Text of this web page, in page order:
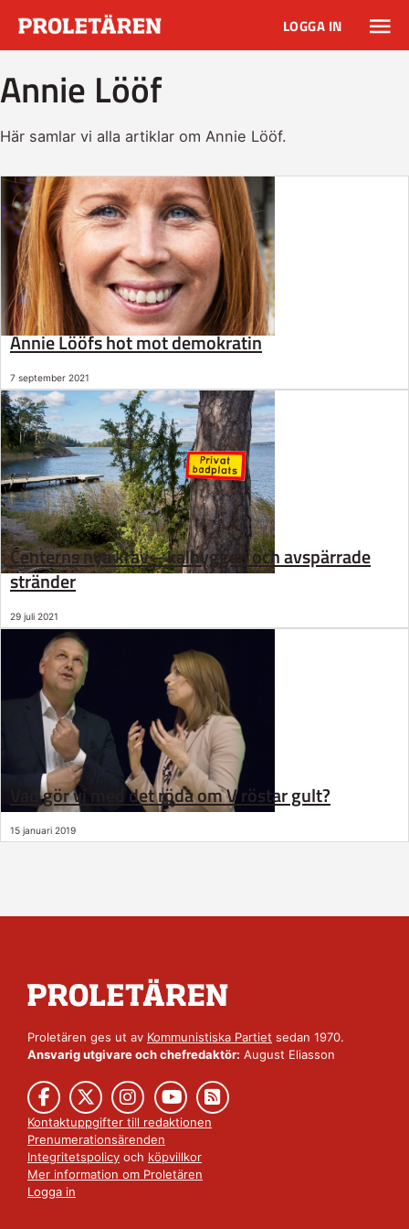
LOGGA IN
Annie Lööf
Här samlar vi alla artiklar om Annie Lööf.
Annie Lööfs hot mot demokratin
7 september 2021
Centerns nya krav – kalhyggen och avspärrade
stränder
29 juli 2021
Vad gör vi med det röda om V röstar gult?
15 januari 2019
Proletären ges ut av Kommunistiska Partiet sedan 1970.
Ansvarig utgivare och chefredaktör: August Eliasson
Kontaktuppgifter till redaktionen
Prenumerationsärenden
Integritetspolicy och köpvillkor
Mer information om Proletären
Logga in